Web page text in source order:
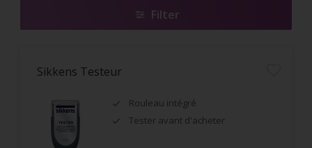
Filter
Sikkens Testeur
Rouleau intégré
Tester avant d'acheter